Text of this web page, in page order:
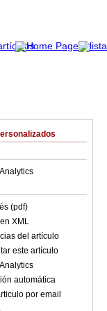
(pdf)
XML
del artículo
este artículo
automática
por email